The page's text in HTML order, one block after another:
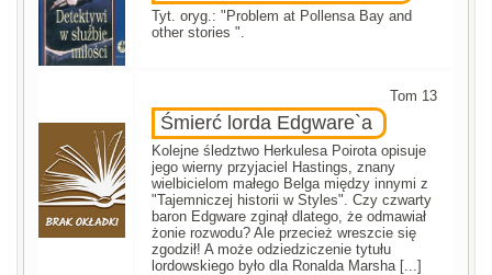
Tyt. oryg.: "Problem at Pollensa Bay and
other stories ".
Tom 13
Śmierć lorda Edgware`a
Kolejne śledztwo Herkulesa Poirota opisuje
jego wierny przyjaciel Hastings, znany
wielbicielom małego Belga między innymi z
"Tajemniczej historii w Styles". Czy czwarty
baron Edgware zginął dlatego, że odmawiał
żonie rozwodu? Ale przecież wreszcie się
zgodził! A może odziedziczenie tytułu
lordowskiego było dla Ronalda Marsha [...]